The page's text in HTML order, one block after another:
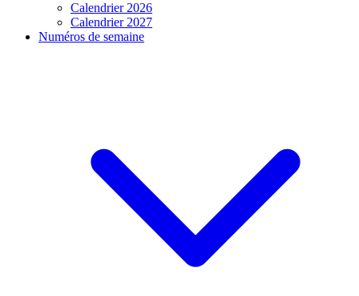
Calendrier 2026
Calendrier 2027
Numéros de semaine